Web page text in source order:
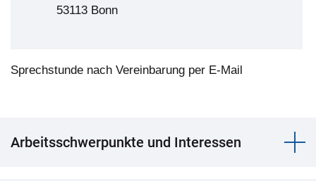
53113 Bonn
Sprechstunde nach Vereinbarung per E-Mail
Arbeitsschwerpunkte und Interessen